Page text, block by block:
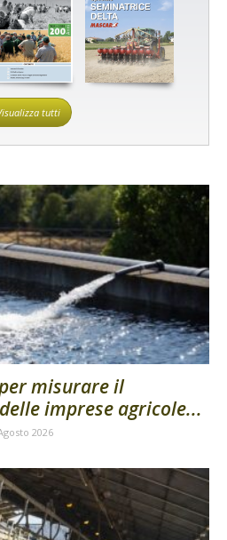
tutti
misurare il
imprese agricole...
2026